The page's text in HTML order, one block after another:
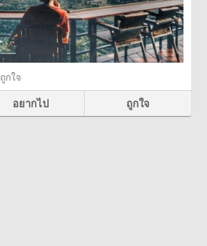
ถูกใจ
อยากไป ถูกใจ